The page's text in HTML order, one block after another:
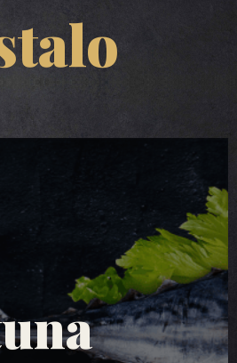
salate